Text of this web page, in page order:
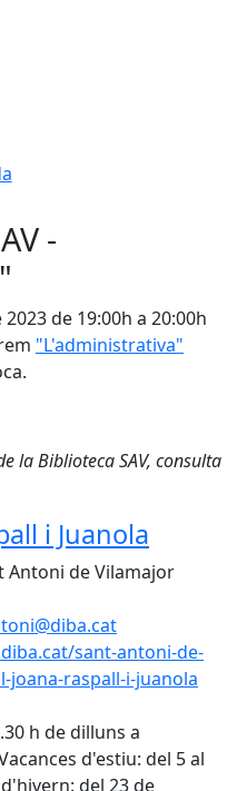
-
de 19:00h a 20:00h
"L'administrativa"
la Biblioteca SAV, consulta
i Juanola
Antoni de Vilamajor
sant-antoni-de-
joana-raspall-i-juanola
h de dilluns a
d'estiu: del 5 al
del 23 de